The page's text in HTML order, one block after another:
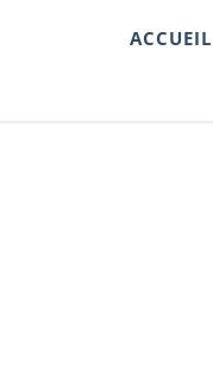
ACCUEIL